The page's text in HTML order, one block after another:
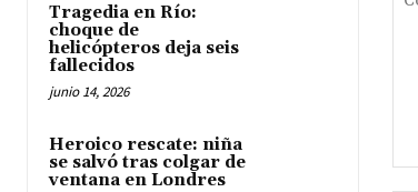
Tragedia en Río:
choque de
helicópteros deja seis
fallecidos
junio 14, 2026
Heroico rescate: niña
se salvó tras colgar de
ventana en Londres